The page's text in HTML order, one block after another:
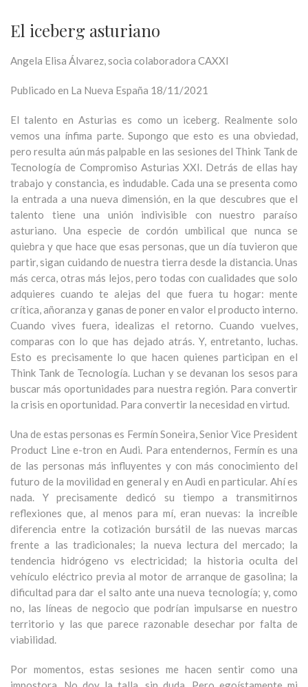
El iceberg asturiano
Angela Elisa Álvarez, socia colaboradora CAXXI
Publicado en La Nueva España 18/11/2021
El talento en Asturias es como un iceberg. Realmente solo
vemos una ínfima parte. Supongo que esto es una obviedad,
pero resulta aún más palpable en las sesiones del Think Tank de
Tecnología de Compromiso Asturias XXI. Detrás de ellas hay
trabajo y constancia, es indudable. Cada una se presenta como
la entrada a una nueva dimensión, en la que descubres que el
talento tiene una unión indivisible con nuestro paraíso
asturiano. Una especie de cordón umbilical que nunca se
quiebra y que hace que esas personas, que un día tuvieron que
partir, sigan cuidando de nuestra tierra desde la distancia. Unas
más cerca, otras más lejos, pero todas con cualidades que solo
adquieres cuando te alejas del que fuera tu hogar: mente
crítica, añoranza y ganas de poner en valor el producto interno.
Cuando vives fuera, idealizas el retorno. Cuando vuelves,
comparas con lo que has dejado atrás. Y, entretanto, luchas.
Esto es precisamente lo que hacen quienes participan en el
Think Tank de Tecnología. Luchan y se devanan los sesos para
buscar más oportunidades para nuestra región. Para convertir
la crisis en oportunidad. Para convertir la necesidad en virtud.
Una de estas personas es Fermín Soneira, Senior Vice President
Product Line e-tron en Audi. Para entendernos, Fermín es una
de las personas más influyentes y con más conocimiento del
futuro de la movilidad en general y en Audi en particular. Ahí es
nada. Y precisamente dedicó su tiempo a transmitirnos
reflexiones que, al menos para mí, eran nuevas: la increíble
diferencia entre la cotización bursátil de las nuevas marcas
frente a las tradicionales; la nueva lectura del mercado; la
tendencia hidrógeno vs electricidad; la historia oculta del
vehículo eléctrico previa al motor de arranque de gasolina; la
dificultad para dar el salto ante una nueva tecnología; y, como
no, las líneas de negocio que podrían impulsarse en nuestro
territorio y las que parece razonable desechar por falta de
viabilidad.
Por momentos, estas sesiones me hacen sentir como una